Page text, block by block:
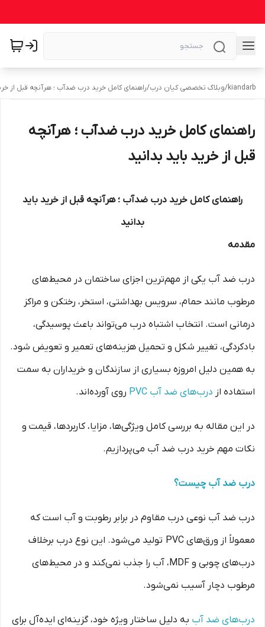
kiandarb
/وبلاگ تخصصی کیان درب/راهنمای کامل خرید درب ضدآب ؛ هرآنچه قبل از
راهنمای کامل خرید درب ضدآب ؛ هرآنچه
قبل از خرید باید بدانید
راهنمای کامل خرید درب ضدآب ؛ هرآنچه قبل از خرید باید
بدانید
مقدمه
درب ضد آب یکی از مهم‌ترین اجزای ساختمان در محیط‌های
مرطوب مانند حمام، سرویس بهداشتی، استخر، رختکن و مراکز
درمانی است. انتخاب اشتباه درب می‌تواند باعث پوسیدگی،
بادکردگی، تغییر شکل و تحمیل هزینه‌های تعمیر و تعویض شود.
به همین دلیل امروزه بسیاری از سازندگان و خریداران به سمت
استفاده از درب‌های ضد آب PVC روی آورده‌اند.
در این مقاله به بررسی کامل ویژگی‌ها، مزایا، کاربردها، قیمت و
نکات مهم خرید درب ضد آب می‌پردازیم.
درب ضد آب چیست؟
درب ضد آب نوعی درب مقاوم در برابر رطوبت و آب است که
معمولاً از ورق‌های PVC تولید می‌شود. این نوع درب برخلاف
درب‌های چوبی و MDF، آب را جذب نمی‌کند و در محیط‌های
مرطوب دچار آسیب نمی‌شود.
درب‌های ضد آب به دلیل ساختار ویژه خود، گزینه‌ای ایده‌آل برای